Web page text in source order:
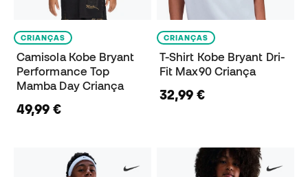
CRIANÇAS
Camisola Kobe Bryant
Performance Top
Mamba Day Criança
49,99 €
CRIANÇAS
T-Shirt Kobe Bryant Dri-
Fit Max90 Criança
32,99 €